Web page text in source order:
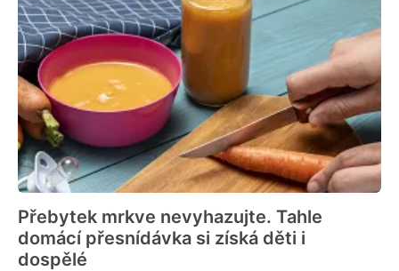
Přebytek mrkve nevyhazujte. Tahle
domácí přesnídávka si získá děti i
dospělé